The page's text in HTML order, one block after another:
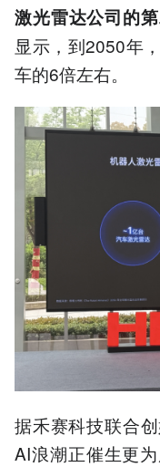
激光雷达公司的第
显示，到2050年
车的6倍左右。
据禾赛科技联合
AI浪潮正催生更